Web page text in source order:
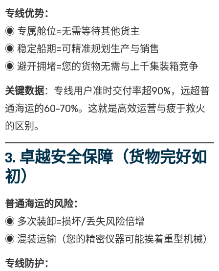
专线优势：
◉ 专属舱位=无需等待其他货主
◉ 稳定船期=可精准规划生产与销售
◉ 避开拥堵=您的货物无需与上千集装箱竞争
关键数据：专线用户准时交付率超90%，远超普
通海运的60-70%。这就是高效运营与疲于救火
的区别。
3. 卓越安全保障（货物完好如
初）
普通海运的风险：
◉ 多次装卸=损坏/丢失风险倍增
◉ 混装运输（您的精密仪器可能挨着重型机械）
专线防护：